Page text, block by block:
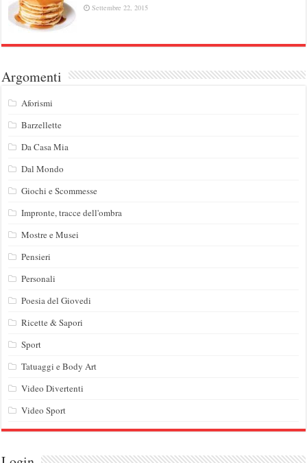
Settembre 22, 2015
Argomenti
Aforismi
Barzellette
Da Casa Mia
Dal Mondo
Giochi e Scommesse
Impronte, tracce dell'ombra
Mostre e Musei
Pensieri
Personali
Poesia del Giovedi
Ricette & Sapori
Sport
Tatuaggi e Body Art
Video Divertenti
Video Sport